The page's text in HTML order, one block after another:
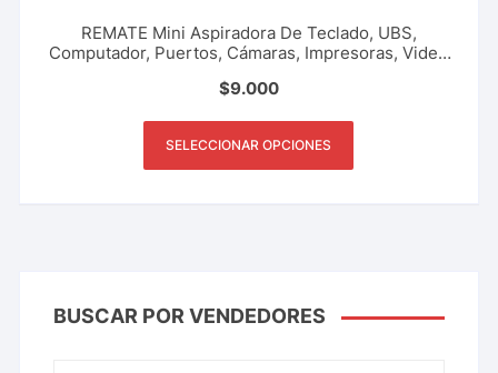
REMATE Mini Aspiradora De Teclado, UBS,
Computador, Puertos, Cámaras, Impresoras, Video
Herramienta De Hogar, Oficina, Y Más.
$9.000
SELECCIONAR OPCIONES
BUSCAR POR VENDEDORES